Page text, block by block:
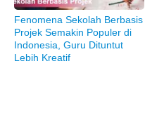
Fenomena Sekolah Berbasis
Projek Semakin Populer di
Indonesia, Guru Dituntut
Lebih Kreatif